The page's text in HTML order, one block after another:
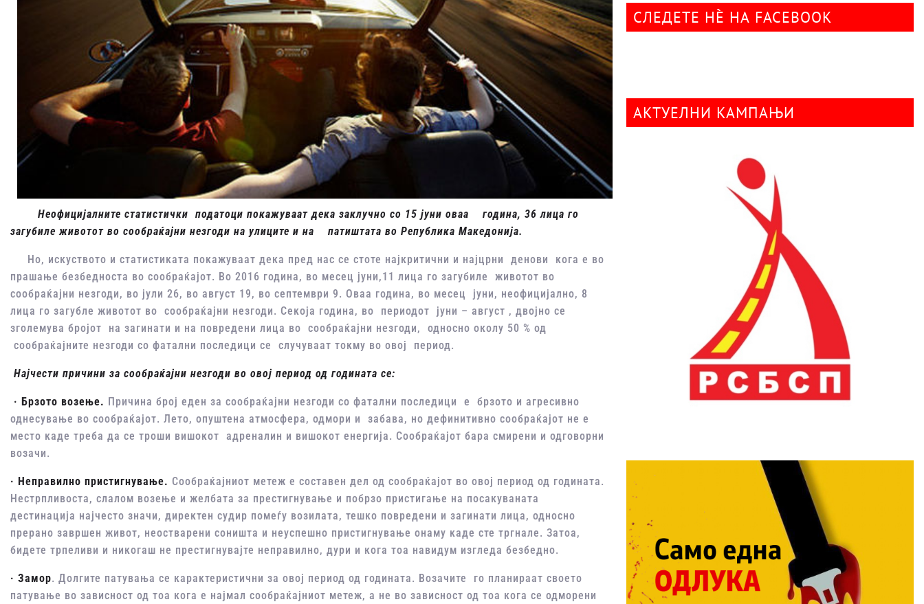
Неофицијалните статистички податоци покажуваат дека заклучно со 15 јуни оваа година, 36 лица го
загубиле животот во сообраќајни незгоди на улиците и на патиштата во Република Македонија.
Но, искуството и статистиката покажуваат дека пред нас се стоте најкритични и најцрни денови кога е во
прашање безбедноста во сообраќајот. Во 2016 година, во месец јуни,11 лица го загубиле животот во
сообраќајни незгоди, во јули 26, во август 19, во септември 9. Оваа година, во месец јуни, неофицијално, 8
лица го загубле животот во сообраќајни незгоди. Секоја година, во периодот јуни – август , двојно се
зголемува бројот на загинати и на повредени лица во сообраќајни незгоди, односно околу 50 % од
сообраќајните незгоди со фатални последици се случуваат токму во овој период.
Најчести причини за сообраќајни незгоди во овој период од годината се:
· Брзото возење. Причина број еден за сообраќајни незгоди со фатални последици е брзото и агресивно
однесување во сообраќајот. Лето, опуштена атмосфера, одмори и забава, но дефинитивно сообраќајот не е
место каде треба да се троши вишокот адреналин и вишокот енергија. Сообраќајот бара смирени и одговорни
возачи.
· Неправилно пристигнување. Сообраќајниот метеж е составен дел од сообраќајот во овој период од годината.
Нестрпливоста, слалом возење и желбата за престигнување и побрзо пристигање на посакуваната
дестинација најчесто значи, директен судир помеѓу возилата, тешко повредени и загинати лица, односно
прерано завршен живот, неостварени соништа и неуспешно пристигнување онаму каде сте тргнале. Затоа,
бидете трпеливи и никогаш не престигнувајте неправилно, дури и кога тоа навидум изгледа безбедно.
· Замор. Долгите патувања се карактеристични за овој период од годината. Возачите го планираат своето
патување во зависност од тоа кога е најмал сообраќајниот метеж, а не во зависност од тоа кога се одморени
СЛЕДЕТЕ НÈ НА FACEBOOK
АКТУЕЛНИ КАМПАЊИ